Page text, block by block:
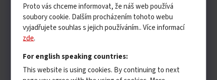
Proto vás chceme informovat, že náš web používá
soubory cookie. Dalším procházením tohoto webu
vyjadřujete souhlas s jejich používáním.. Více informací
zde.
For english speaking countries:
This website is using cookies. By continuing to next